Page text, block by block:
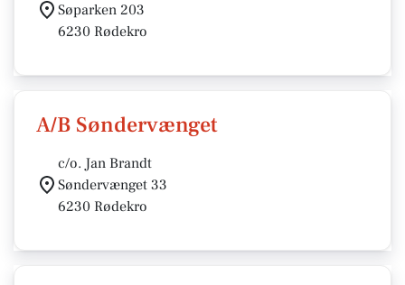
Søparken 203
6230 Rødekro
A/B Søndervænget
c/o. Jan Brandt
Søndervænget 33
6230 Rødekro